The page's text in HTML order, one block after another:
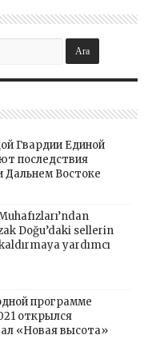
Гвардии Единой
последствия
Дальнем Востоке
Doğu’daki sellerin
yardımcı
программе
открылся
«Новая высота»